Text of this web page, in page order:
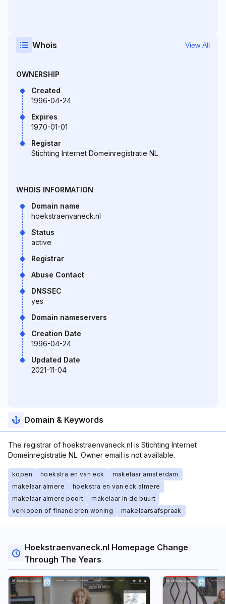
Whois View All
OWNERSHIP
Created
1996-04-24
Expires
1970-01-01
Registar
Stichting Internet Domeinregistratie NL
WHOIS INFORMATION
Domain name
hoekstraenvaneck.nl
Status
active
Registrar
Abuse Contact
DNSSEC
yes
Domain nameservers
Creation Date
1996-04-24
Updated Date
2021-11-04
Domain & Keywords
The registrar of hoekstraenvaneck.nl is Stichting Internet
Domeinregistratie NL. Owner email is not available.
kopen hoekstra en van eck
makelaar amsterdam
makelaar almere
hoekstra en van eck almere
makelaar almere poort
makelaar in de buurt
verkopen of financieren woning
makelaarsafspraak
Hoekstraenvaneck.nl Homepage Change
Through The Years